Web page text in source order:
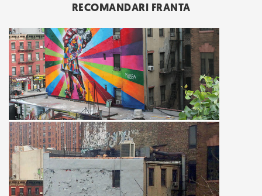
RECOMANDARI FRANTA